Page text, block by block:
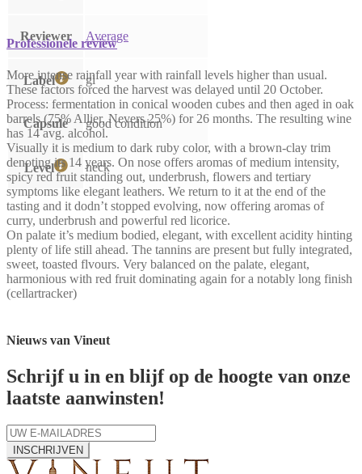
Reviewer Average
Label gl
Capsule good condition
Level neck
Professionele review
More intense rainfall year with rainfall levels higher than usual.
These factors forced the harvest was delayed until 20 October.
Process: fermentation in conical wooden cubes and then aged in oak
barrels (75% Allier, Nevers 25%) for 26 months. The resulting wine
has 14 avg. alcohol.
Visually it is medium to dark ruby ​​color, with a brown-clay trim
denoting its 14 years. On nose offers aromas of medium intensity,
spicy red fruit standing out, underbrush, flowers and tertiary
symptoms like elegant leathers. We return to it at the end of the
tasting and it dodn’t stopped evolving, now offering aromas of
curry, underbrush and powerful red licorice.
On palate it’s medium bodied, elegant, with excellent acidity hinting
plenty of life still ahead. The tannins are present but fully integrated,
sweet, toasted flvours. Very balanced on the palate, elegant,
harmonious with red fruit dominating again for a notably long finish
(cellartracker)
Nieuws van Vineut
Schrijf u in en blijf op de hoogte van onze
laatste aanwinsten!
INSCHRIJVEN